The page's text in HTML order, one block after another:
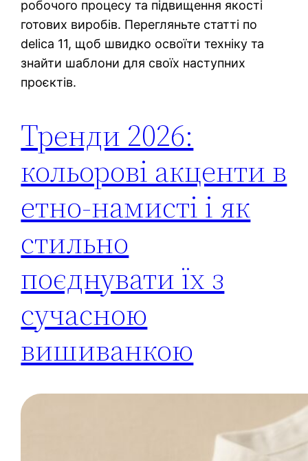
робочого процесу та підвищення якості
готових виробів. Перегляньте статті по
delica 11, щоб швидко освоїти техніку та
знайти шаблони для своїх наступних
проєктів.
Тренди 2026:
кольорові акценти в
етно-намисті і як
стильно
поєднувати їх з
сучасною
вишиванкою